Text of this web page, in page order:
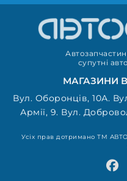
супутні
МАГАЗИНИ
Вул. Оборонців, 10А.
Армії, 9. Вул.
Усіх прав дотримано ТМ